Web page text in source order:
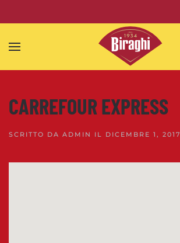
Skip to main content
CARREFOUR EXPRESS
SCRITTO DA ADMIN IL DICEMBRE 1, 2017